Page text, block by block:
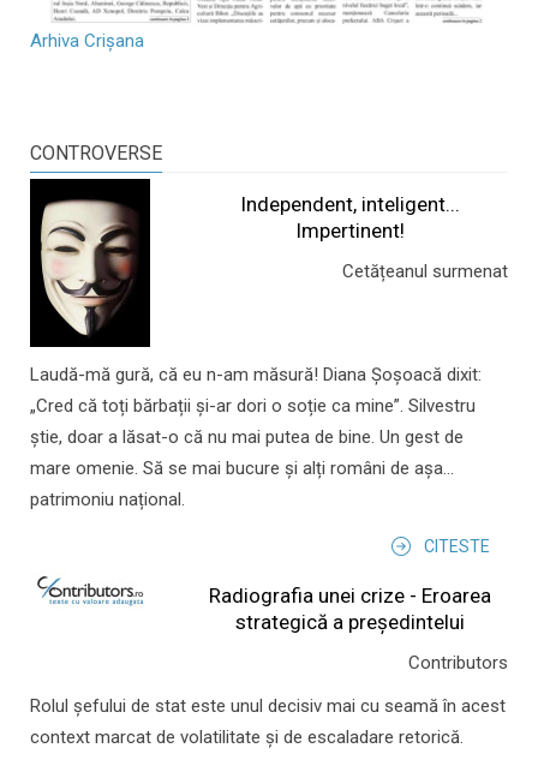
Arhiva Crișana
CONTROVERSE
Independent, inteligent...
Impertinent!
Cetățeanul surmenat
Laudă-mă gură, că eu n-am măsură! Diana Șoșoacă dixit:
„Cred că toți bărbații și-ar dori o soție ca mine”. Silvestru
știe, doar a lăsat-o că nu mai putea de bine. Un gest de
mare omenie. Să se mai bucure și alți români de așa...
patrimoniu național.
CITESTE
Radiografia unei crize - Eroarea
strategică a președintelui
Contributors
Rolul şefului de stat este unul decisiv mai cu seamă în acest
context marcat de volatilitate şi de escaladare retorică.